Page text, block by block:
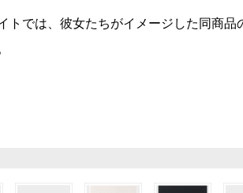
では、彼女たちがイメージした同商品